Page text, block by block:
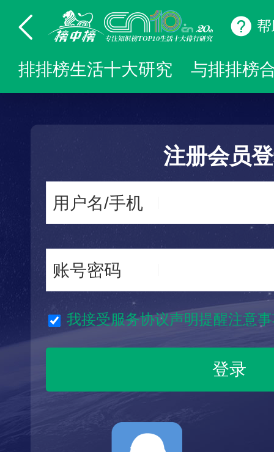
排排榜生活十大研究 与排排榜
注册会员
用户名/手机
账号密码
我接受服务协议声明提醒注意